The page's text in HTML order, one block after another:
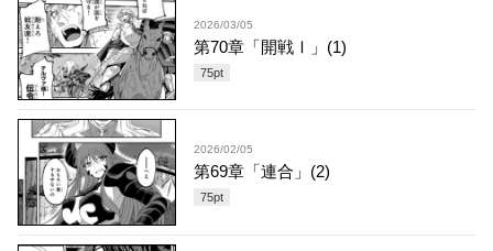
2026/03/05
第70章「開戦Ⅰ」(1)
75pt
2026/02/05
第69章「連合」(2)
75pt